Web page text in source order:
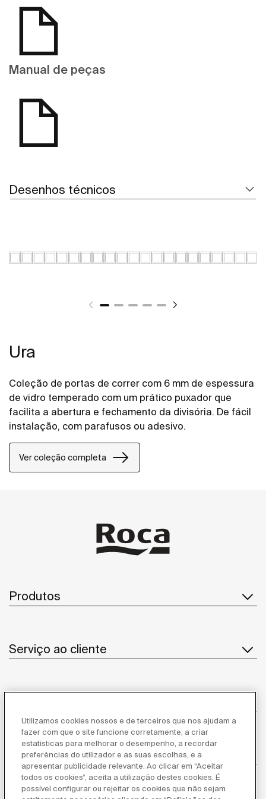
Manual de peças
Desenhos técnicos
Ura
Coleção de portas de correr com 6 mm de espessura
de vidro temperado com um prático puxador que
facilita a abertura e fechamento da divisória. De fácil
instalação, com parafusos ou adesivo.
Ver coleção completa
Produtos
Serviço ao cliente
Inspiração
Siga-nos
Utilizamos cookies nossos e de terceiros que nos ajudam a
fazer com que o site funcione corretamente, a criar
estatísticas para melhorar o desempenho, a recordar
preferências do utilizador e as suas escolhas, e a
apresentar publicidade relevante. Ao clicar em “Aceitar
todos os cookies”, aceita a utilização destes cookies. É
possível configurar ou rejeitar os cookies que não sejam